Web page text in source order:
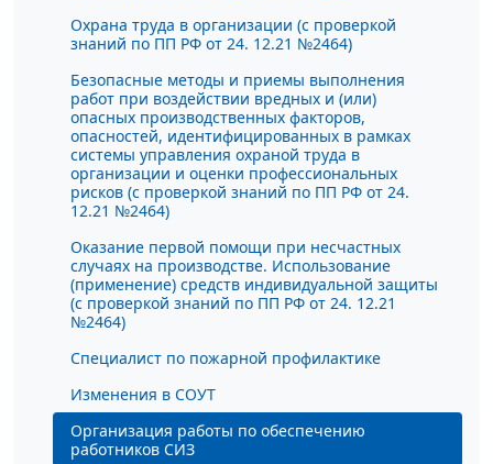
Охрана труда в организации (с проверкой
знаний по ПП РФ от 24. 12.21 №2464)
Безопасные методы и приемы выполнения
работ при воздействии вредных и (или)
опасных производственных факторов,
опасностей, идентифицированных в рамках
системы управления охраной труда в
организации и оценки профессиональных
рисков (с проверкой знаний по ПП РФ от 24.
12.21 №2464)
Оказание первой помощи при несчастных
случаях на производстве. Использование
(применение) средств индивидуальной защиты
(с проверкой знаний по ПП РФ от 24. 12.21
№2464)
Специалист по пожарной профилактике
Изменения в СОУТ
Организация работы по обеспечению
работников СИЗ